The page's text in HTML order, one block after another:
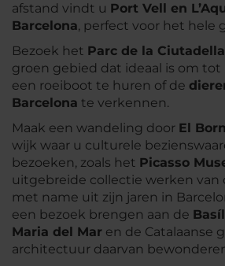
afstand vindt u Port Vell en
Barcelona, perfect voor het hele
Bezoek het Parc de la Ciutadella
groen gebied dat ideaal is om
een roeiboot te huren of de
Barcelona te verkennen.
Maak een wandeling door El Born
wijk waar u culturele
bezoeken, zoals het Picasso
uitgebreide collectie werken van
met name uit zijn jaren in
een bezoek brengen aan de
Maria del Mar en de Catalaanse
architectuur daarvan